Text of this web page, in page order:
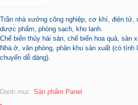
Trần nhà xưởng công nghiệp, cơ khí, điện tử,
dược phẩm, phòng sạch, kho lạnh.
Chế biến thủy hải sản, chế biến hoa quả, sản
Nhà ở, văn phòng, phân khu sản xuất (có tính
chuyển dễ dàng).
Danh mục: Sản phẩm Panel .